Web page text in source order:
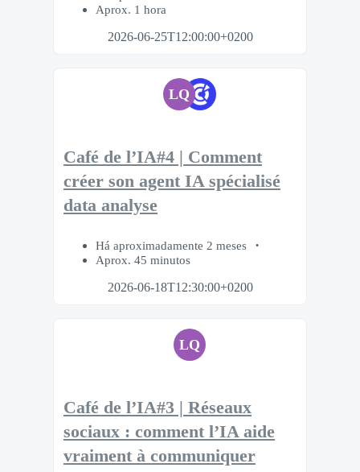
Aprox. 1 hora
2026-06-25T12:00:00+0200
LQ
Café de l’IA#4 | Comment
créer son agent IA spécialisé
data analyse
Há aproximadamente 2 meses
Aprox. 45 minutos
2026-06-18T12:30:00+0200
LQ
Café de l’IA#3 | Réseaux
sociaux : comment l’IA aide
vraiment à communiquer